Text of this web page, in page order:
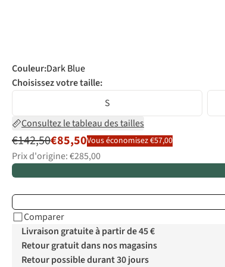
Couleur:Dark Blue
Choisissez votre taille:
S
Consultez le tableau des tailles
€142,50€85,50Vous économisez €57,00
Prix d'origine: €285,00
Comparer
Livraison gratuite à partir de 45 €
Retour gratuit dans nos magasins
Retour possible durant 30 jours